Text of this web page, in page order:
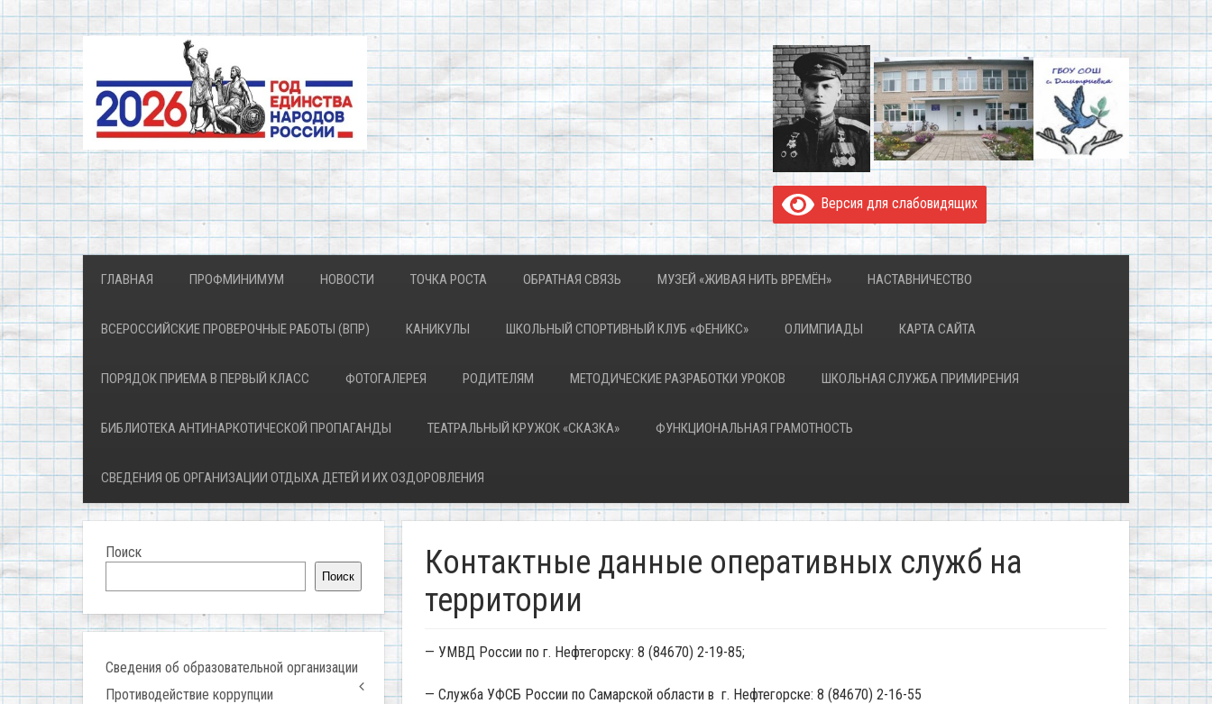
Версия для слабовидящих
ГЛАВНАЯ ПРОФМИНИМУМ НОВОСТИ ТОЧКА РОСТА ОБРАТНАЯ СВЯЗЬ МУЗЕЙ «ЖИВАЯ НИТЬ ВРЕМЁН» НАСТАВНИЧЕСТВО
ВСЕРОССИЙСКИЕ ПРОВЕРОЧНЫЕ РАБОТЫ (ВПР) КАНИКУЛЫ ШКОЛЬНЫЙ СПОРТИВНЫЙ КЛУБ «ФЕНИКС» ОЛИМПИАДЫ КАРТА САЙТА
ПОРЯДОК ПРИЕМА В ПЕРВЫЙ КЛАСС ФОТОГАЛЕРЕЯ РОДИТЕЛЯМ МЕТОДИЧЕСКИЕ РАЗРАБОТКИ УРОКОВ ШКОЛЬНАЯ СЛУЖБА ПРИМИРЕНИЯ
БИБЛИОТЕКА АНТИНАРКОТИЧЕСКОЙ ПРОПАГАНДЫ ТЕАТРАЛЬНЫЙ КРУЖОК «СКАЗКА» ФУНКЦИОНАЛЬНАЯ ГРАМОТНОСТЬ
СВЕДЕНИЯ ОБ ОРГАНИЗАЦИИ ОТДЫХА ДЕТЕЙ И ИХ ОЗДОРОВЛЕНИЯ
Контактные данные оперативных служб на
территории
— УМВД России по г. Нефтегорску: 8 (84670) 2-19-85;
— Служба УФСБ России по Самарской области в г. Нефтегорске: 8 (84670) 2-16-55
Поиск
Поиск
Сведения об образовательной организации
Противодействие коррупции